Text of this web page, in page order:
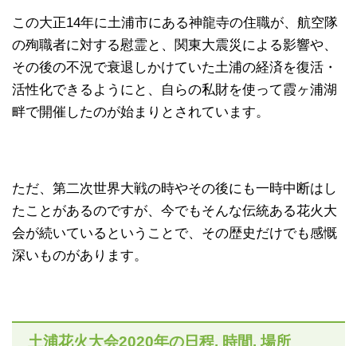
この大正14年に土浦市にある神龍寺の住職が、航空隊
の殉職者に対する慰霊と、関東大震災による影響や、
その後の不況で衰退しかけていた土浦の経済を復活・
活性化できるようにと、自らの私財を使って霞ヶ浦湖
畔で開催したのが始まりとされています。
ただ、第二次世界大戦の時やその後にも一時中断はし
たことがあるのですが、今でもそんな伝統ある花火大
会が続いているということで、その歴史だけでも感慨
深いものがあります。
土浦花火大会2020年の日程. 時間. 場所